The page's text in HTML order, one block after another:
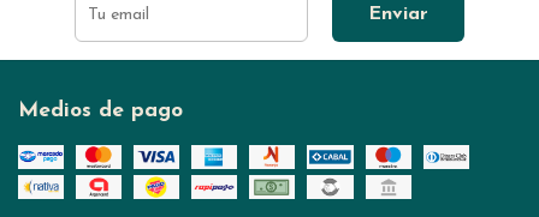
Enviar
Medios de pago